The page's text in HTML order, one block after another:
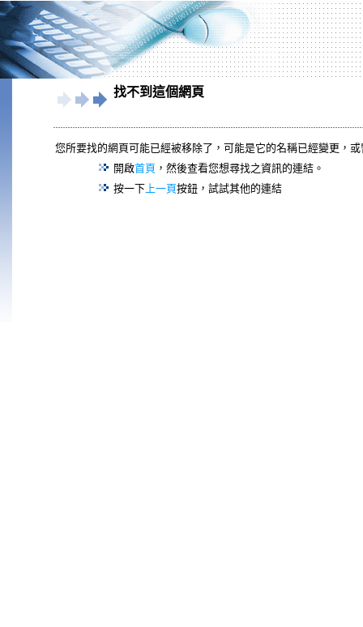
找不到這個網頁
您所要找的網頁可能已經被移除了，可能是它的名稱已經變更，
開啟首頁 ，然後查看您想尋找之資訊的連結。
按一下上一頁按鈕，試試其他的連結